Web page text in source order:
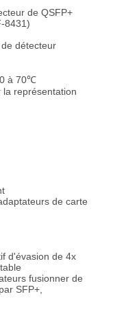
de QSFP+
8431)
détecteur
0 à 70℃
représentation
de carte
d'évasion de 4x
fusionner de
SFP+,